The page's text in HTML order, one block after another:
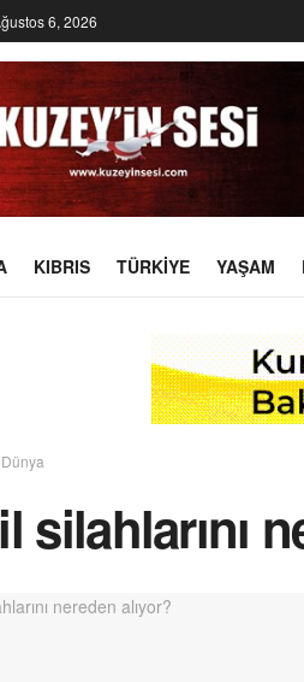
6, 2026
KIBRIS TÜRKIYE YAŞAM
Dünya
silahlarını